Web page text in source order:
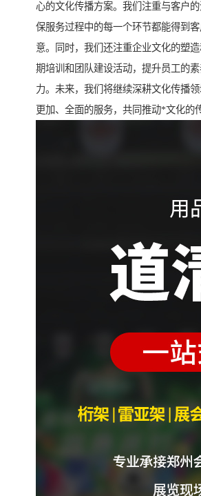
心的文化传播方案。我们注重与客户
保服务过程中的每一个环节都能得到
意。同时，我们还注重企业文化的塑
期培训和团队建设活动，提升员工的
力。未来，我们将继续深耕文化传播
更加、全面的服务，共同推动*文化的